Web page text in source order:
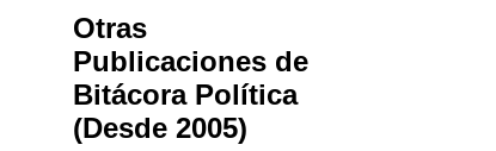
Otras
Publicaciones de
Bitácora Política
(Desde 2005)